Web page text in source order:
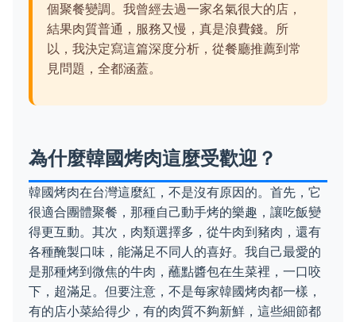
個聚餐變調。我曾經去過一家名氣很大的店，
結果肉質普通，服務又慢，真是浪費錢。所
以，我決定寫這篇深度分析，從餐廳推薦到常
見問題，全都涵蓋。
為什麼韓國烤肉這麼受歡迎？
韓國烤肉在台灣這麼紅，不是沒有原因的。首先，它
很適合團體聚餐，那種自己動手烤的樂趣，讓吃飯變
得更互動。其次，肉類選擇多，從牛肉到豬肉，還有
各種醃製口味，能滿足不同人的喜好。我自己最愛的
是那種烤到微焦的牛肉，蘸點醬包在生菜裡，一口咬
下，超滿足。但要注意，不是每家韓國烤肉都一樣，
有的店小菜給得少，有的肉質不夠新鮮，這些細節都